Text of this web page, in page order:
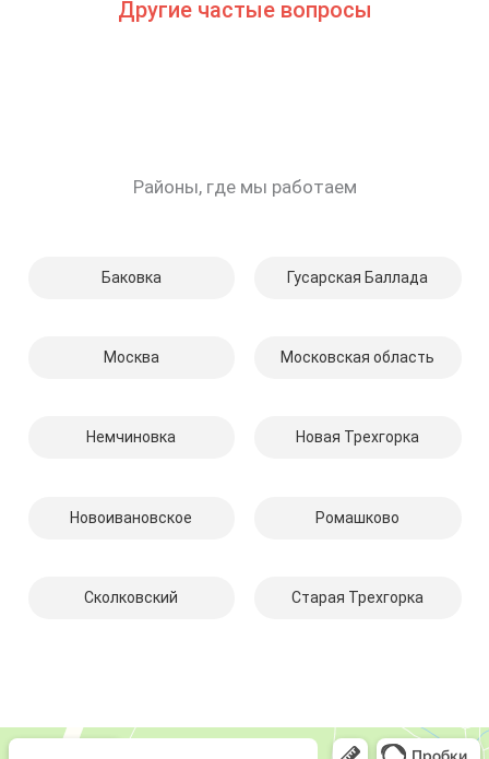
Другие частые вопросы
Районы, где мы работаем
Баковка Гусарская Баллада
Москва Московская область
Немчиновка Новая Трехгорка
Новоивановское Ромашково
Сколковский Старая Трехгорка
Компмастер